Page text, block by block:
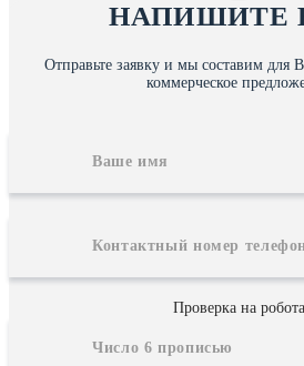
НАПИШИТЕ
Отправьте заявку и мы составим для
коммерческое
Проверка на робота